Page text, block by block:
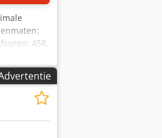
458,
vermogen
7,4
fase 5